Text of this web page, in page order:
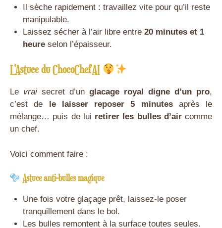
Il sèche rapidement : travaillez vite pour qu’il reste
manipulable.
Laissez sécher à l’air libre entre 20 minutes et 1
heureselon l’épaisseur.
L’Astuce du ChocoChefAI
Le vrai secret d’un glacage royal digne d’un pro,
c’est de le laisser reposer 5 minutesaprès le
mélange… puis de lui retirer les bulles d’aircomme
un chef.
Voici comment faire :
Astuce anti-bulles magique
Une fois votre glaçage prêt, laissez-le poser
tranquillement dans le bol.
Les bulles remontent à la surface toutes seules.